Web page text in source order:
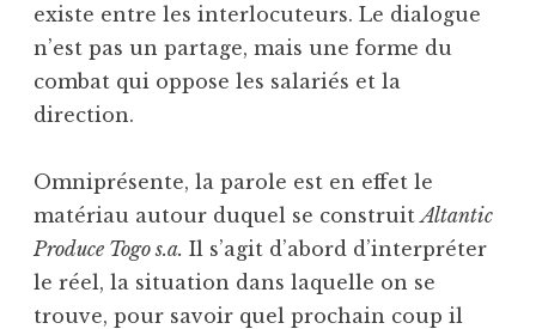
existe entre les interlocuteurs. Le dialogue
n’est pas un partage, mais une forme du
combat qui oppose les salariés et la
direction.
Omniprésente, la parole est en effet le
matériau autour duquel se construitAltantic
Produce Togo s.a. Il s’agit d’abord d’interpréter
le réel, la situation dans laquelle on se
trouve, pour savoir quel prochain coup il